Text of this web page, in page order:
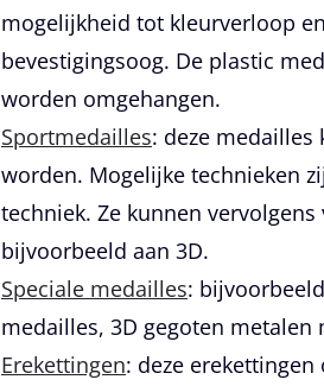
mogelijkheid tot kleurverloop
bevestigingsoog. De plastic
worden omgehangen.
Sportmedailles: deze medailles
worden. Mogelijke technieken
techniek. Ze kunnen
bijvoorbeeld aan 3D.
Speciale medailles:
medailles, 3D gegoten
Erekettingen: deze